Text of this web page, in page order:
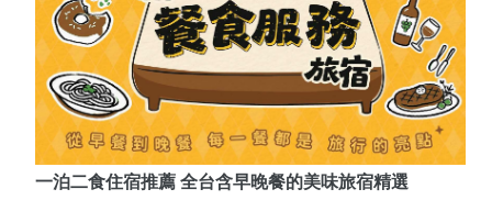
一泊二食住宿推薦 全台含早晚餐的美味旅宿精選